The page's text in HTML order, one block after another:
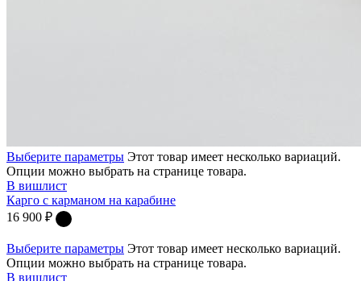
Выберите параметры Этот товар имеет несколько вариаций.
Опции можно выбрать на странице товара.
В вишлист
Карго с карманом на карабине
16 900 ₽
Выберите параметры Этот товар имеет несколько вариаций.
Опции можно выбрать на странице товара.
В вишлист